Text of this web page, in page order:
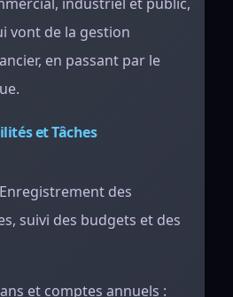
vont de la gestion
en passant par le
et Tâches
des
suivi des budgets et des
et comptes annuels :